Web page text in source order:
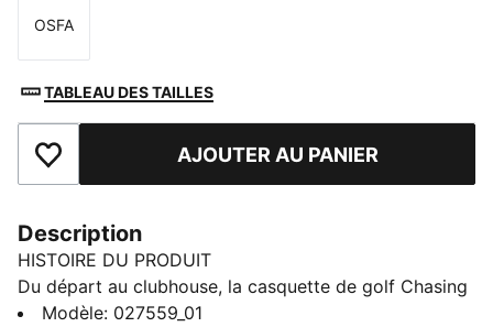
Taille
OSFA
TABLEAU DES TAILLES
Ajouter aux favorisAJOUTER AU PANIER
Description
HISTOIRE DU PRODUIT
Du départ au clubhouse, la casquette de golf Chasing
Birdies Rope garde ton look parfaitement affûté. Sa
Modèle: 027559_01